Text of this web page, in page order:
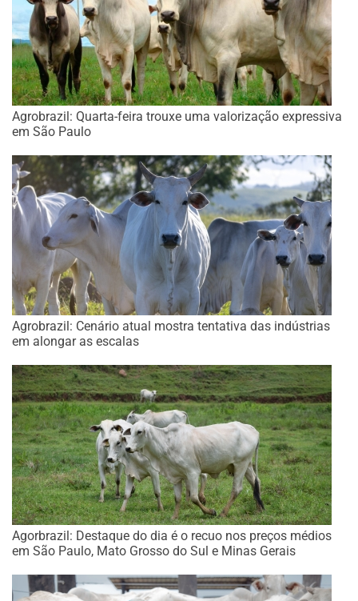
Agrobrazil: Quarta-feira trouxe uma valorização expressiva
em São Paulo
Agrobrazil: Cenário atual mostra tentativa das indústrias
em alongar as escalas
Agorbrazil: Destaque do dia é o recuo nos preços médios
em São Paulo, Mato Grosso do Sul e Minas Gerais